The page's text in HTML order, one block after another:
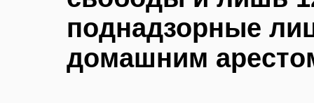
поднадзорные
домашним